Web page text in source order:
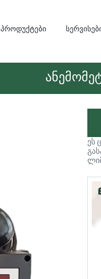
პროდუქტები
ეს